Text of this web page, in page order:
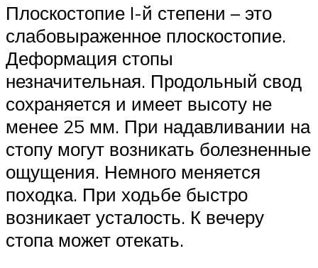
Плоскостопие I-й степени – это
слабовыраженное плоскостопие.
Деформация стопы
незначительная. Продольный свод
сохраняется и имеет высоту не
менее 25 мм. При надавливании на
стопу могут возникать болезненные
ощущения. Немного меняется
походка. При ходьбе быстро
возникает усталость. К вечеру
стопа может отекать.